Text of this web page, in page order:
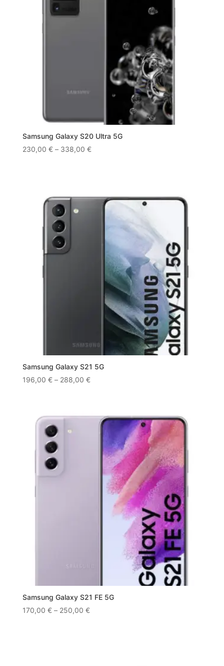
Samsung Galaxy S20 Ultra 5G
230,00 €– 338,00 €
Samsung Galaxy S21 5G
196,00 €– 288,00 €
Samsung Galaxy S21 FE 5G
170,00 €– 250,00 €